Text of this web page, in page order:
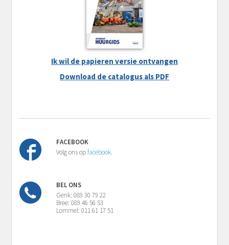
Ik wil de papieren versie ontvangen
Download de catalogus als PDF
FACEBOOK
Volg ons opfacebook.
BEL ONS
Genk: 089 30 79 22
Bree: 089 46 56 53
Lommel: 011 61 17 51